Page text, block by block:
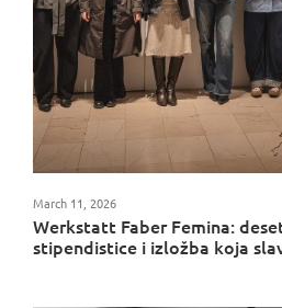
Werkstatt Faber Femina:
stipendistice i izložba koja
March 11, 2026